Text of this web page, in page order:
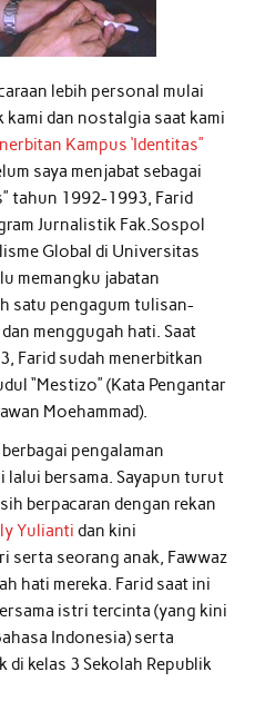
lebih personal mulai
dan nostalgia saat kami
Kampus ‘Identitas”
saya menjabat sebagai
tahun 1992-1993, Farid
Jurnalistik Fak.Sospol
Global di Universitas
memangku jabatan
satu pengagum tulisan-
menggugah hati. Saat
Farid sudah menerbitkan
“Mestizo” (Kata Pengantar
Moehammad).
pengalaman
lalui bersama. Sayapun turut
berpacaran dengan rekan
Yulianti dan kini
serta seorang anak, Fawwaz
hati mereka. Farid saat ini
istri tercinta (yang kini
Indonesia) serta
di kelas 3 Sekolah Republik